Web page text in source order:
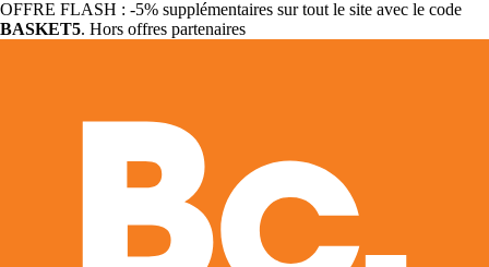
OFFRE FLASH : -5% supplémentaires sur tout le site avec le code
BASKET5. Hors offres partenaires